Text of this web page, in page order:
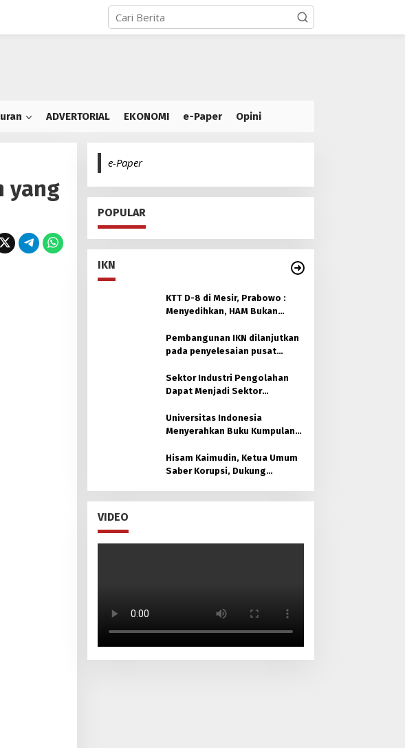
ADVERTORIAL EKONOMI e-Paper Opini
yang
e-Paper
POPULAR
IKN
KTT D-8 di Mesir, Prabowo :
Menyedihkan, HAM Bukan
Pembangunan IKN dilanjutkan
pada penyelesaian pusat
Sektor Industri Pengolahan
Dapat Menjadi Sektor
Universitas Indonesia
Menyerahkan Buku Kumpulan
Ibu kota Nusantara (OIKN)
Hisam Kaimudin, Ketua Umum
Saber Korupsi, Dukung
VIDEO